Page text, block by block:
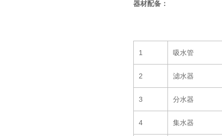
器材配备：
1 吸水管
2 滤水器
3 分水器
4 集水器